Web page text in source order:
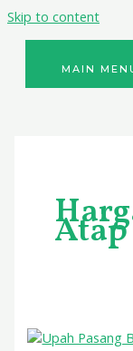
Skip to content
MAIN